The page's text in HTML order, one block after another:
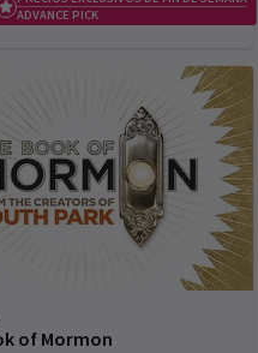
ADVANCE PICK
of Mormon